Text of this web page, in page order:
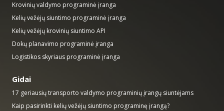
Krovinių valdymo programinė įranga
Kelių vežėjų siuntimo programinė įranga
Kelių vežėjų krovinių siuntimo API
Dokų planavimo programinė įranga
Logistikos skyriaus programinė įranga
Gidai
17 geriausių transporto valdymo programinių įrangų siuntėjams
Kaip pasirinkti kelių vežėjų siuntimo programinę įrangą?